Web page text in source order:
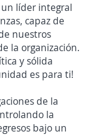
líder integral
capaz de
nuestros
la organización.
y sólida
es para ti!
de la
la
bajo un